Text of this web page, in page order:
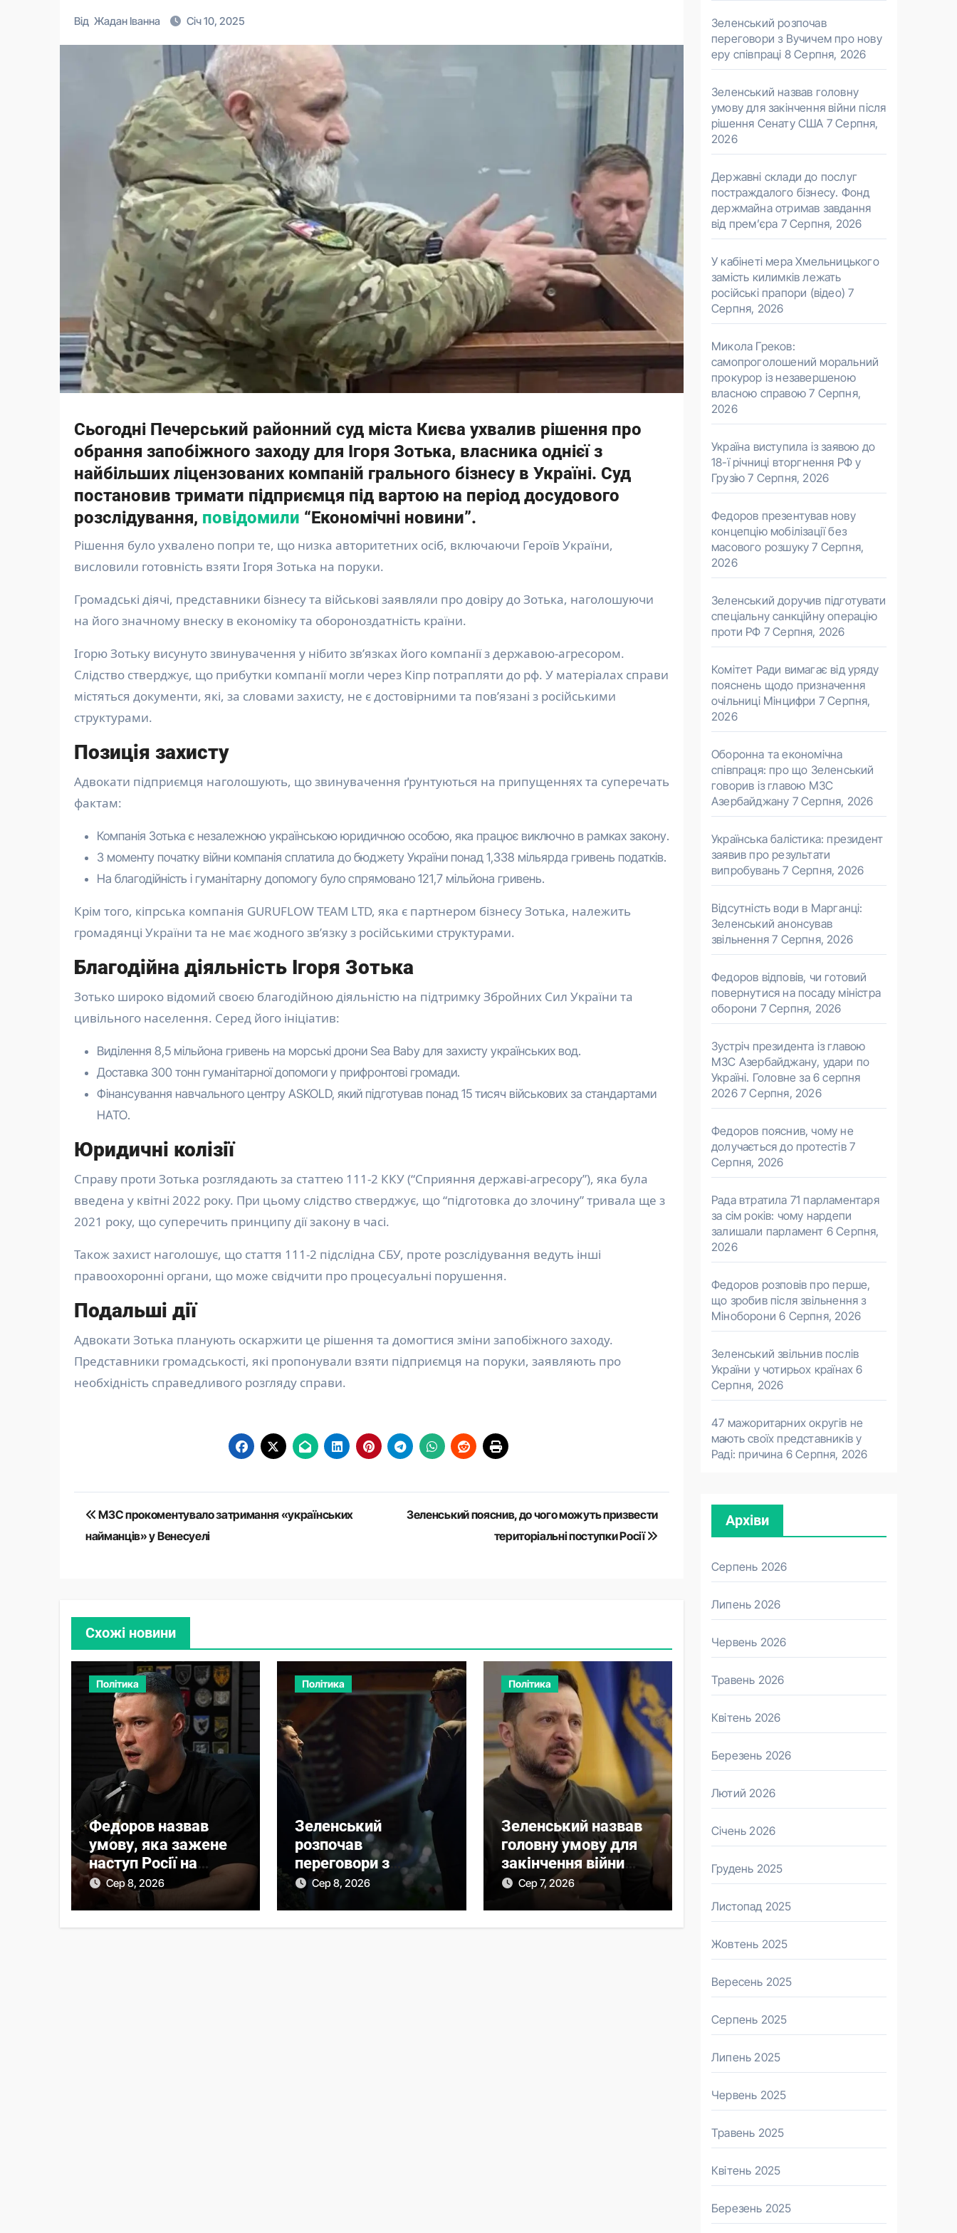
Від Жадан Іванна Січ 10, 2025
Сьогодні Печерський районний суд міста Києва ухвалив рішення про
обрання запобіжного заходу для Ігоря Зотька, власника однієї з
найбільших ліцензованих компаній грального бізнесу в Україні. Суд
постановив тримати підприємця під вартою на період досудового
розслідування, повідомили “Економічні новини”.
Рішення було ухвалено попри те, що низка авторитетних осіб, включаючи Героїв України,
висловили готовність взяти Ігоря Зотька на поруки.
Громадські діячі, представники бізнесу та військові заявляли про довіру до Зотька, наголошуючи
на його значному внеску в економіку та обороноздатність країни.
Ігорю Зотьку висунуто звинувачення у нібито зв’язках його компанії з державою-агресором.
Слідство стверджує, що прибутки компанії могли через Кіпр потрапляти до рф. У матеріалах справи
містяться документи, які, за словами захисту, не є достовірними та пов’язані з російськими
структурами.
Позиція захисту
Адвокати підприємця наголошують, що звинувачення ґрунтуються на припущеннях та суперечать
фактам:
Компанія Зотька є незалежною українською юридичною особою, яка працює виключно в рамках закону.
З моменту початку війни компанія сплатила до бюджету України понад 1,338 мільярда гривень податків.
На благодійність і гуманітарну допомогу було спрямовано 121,7 мільйона гривень.
Крім того, кіпрська компанія GURUFLOW TEAM LTD, яка є партнером бізнесу Зотька, належить
громадянці України та не має жодного зв’язку з російськими структурами.
Благодійна діяльність Ігоря Зотька
Зотько широко відомий своєю благодійною діяльністю на підтримку Збройних Сил України та
цивільного населення. Серед його ініціатив:
Виділення 8,5 мільйона гривень на морські дрони Sea Baby для захисту українських вод.
Доставка 300 тонн гуманітарної допомоги у прифронтові громади.
Фінансування навчального центру ASKOLD, який підготував понад 15 тисяч військових за стандартами
НАТО.
Юридичні колізії
Справу проти Зотька розглядають за статтею 111-2 ККУ (“Сприяння державі-агресору”), яка була
введена у квітні 2022 року. При цьому слідство стверджує, що “підготовка до злочину” тривала ще з
2021 року, що суперечить принципу дії закону в часі.
Також захист наголошує, що стаття 111-2 підслідна СБУ, проте розслідування ведуть інші
правоохоронні органи, що може свідчити про процесуальні порушення.
Подальші дії
Адвокати Зотька планують оскаржити це рішення та домогтися зміни запобіжного заходу.
Представники громадськості, які пропонували взяти підприємця на поруки, заявляють про
необхідність справедливого розгляду справи.
Навігація
записів
МЗС прокоментувало затримання «українських
найманців» у Венесуелі
Зеленський пояснив, до чого можуть призвести
територіальні поступки Росії
Схожі новини
Політика
Федоров назвав
умову, яка зажене
наступ Росії на
фронті у глухий кут
Сер 8, 2026
Політика
Зеленський
розпочав
переговори з
Вучичем про нову
Сер 8, 2026
Політика
Зеленський назвав
головну умову для
закінчення війни
після рішення
Сер 7, 2026
Зеленський розпочав
переговори з Вучичем про нову
еру співпраці 8 Серпня, 2026
Зеленський назвав головну
умову для закінчення війни після
рішення Сенату США 7 Серпня,
2026
Державні склади до послуг
постраждалого бізнесу. Фонд
держмайна отримав завдання
від прем’єра 7 Серпня, 2026
У кабінеті мера Хмельницького
замість килимків лежать
російські прапори (відео) 7
Серпня, 2026
Микола Греков:
самопроголошений моральний
прокурор із незавершеною
власною справою 7 Серпня,
2026
Україна виступила із заявою до
18-ї річниці вторгнення РФ у
Грузію 7 Серпня, 2026
Федоров презентував нову
концепцію мобілізації без
масового розшуку 7 Серпня,
2026
Зеленський доручив підготувати
спеціальну санкційну операцію
проти РФ 7 Серпня, 2026
Комітет Ради вимагає від уряду
пояснень щодо призначення
очільниці Мінцифри 7 Серпня,
2026
Оборонна та економічна
співпраця: про що Зеленський
говорив із главою МЗС
Азербайджану 7 Серпня, 2026
Українська балістика: президент
заявив про результати
випробувань 7 Серпня, 2026
Відсутність води в Марганці:
Зеленський анонсував
звільнення 7 Серпня, 2026
Федоров відповів, чи готовий
повернутися на посаду міністра
оборони 7 Серпня, 2026
Зустріч президента із главою
МЗС Азербайджану, удари по
Україні. Головне за 6 серпня
2026 7 Серпня, 2026
Федоров пояснив, чому не
долучається до протестів 7
Серпня, 2026
Рада втратила 71 парламентаря
за сім років: чому нардепи
залишали парламент 6 Серпня,
2026
Федоров розповів про перше,
що зробив після звільнення з
Міноборони 6 Серпня, 2026
Зеленський звільнив послів
України у чотирьох країнах 6
Серпня, 2026
47 мажоритарних округів не
мають своїх представників у
Раді: причина 6 Серпня, 2026
Архіви
Серпень 2026
Липень 2026
Червень 2026
Травень 2026
Квітень 2026
Березень 2026
Лютий 2026
Січень 2026
Грудень 2025
Листопад 2025
Жовтень 2025
Вересень 2025
Серпень 2025
Липень 2025
Червень 2025
Травень 2025
Квітень 2025
Березень 2025